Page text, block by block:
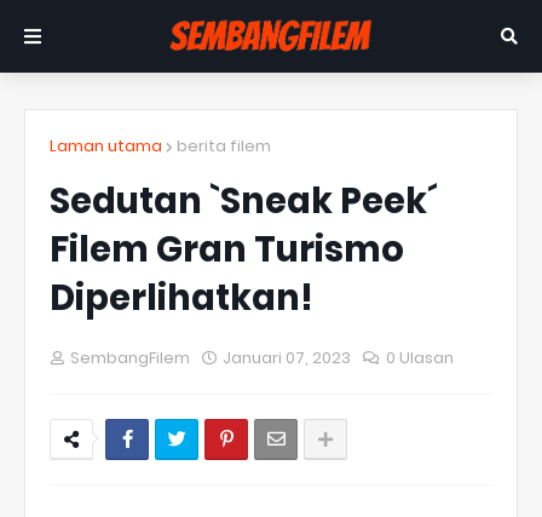
Laman utama berita filem
Sedutan `Sneak Peek´
Filem Gran Turismo
Diperlihatkan!
SembangFilem Januari 07, 2023 0 Ulasan